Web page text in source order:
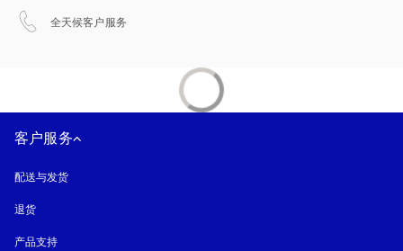
全天候客户服务
客户服务
配送与发货
退货
产品支持